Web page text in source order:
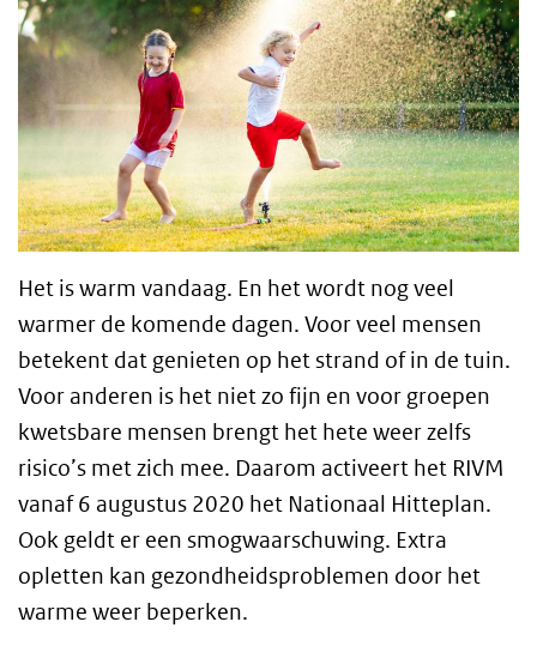
Het is warm vandaag. En het wordt nog veel
warmer de komende dagen. Voor veel mensen
betekent dat genieten op het strand of in de tuin.
Voor anderen is het niet zo fijn en voor groepen
kwetsbare mensen brengt het hete weer zelfs
risico’s met zich mee. Daarom activeert het RIVM
vanaf 6 augustus 2020 het Nationaal Hitteplan.
Ook geldt er een smogwaarschuwing. Extra
opletten kan gezondheidsproblemen door het
warme weer beperken.